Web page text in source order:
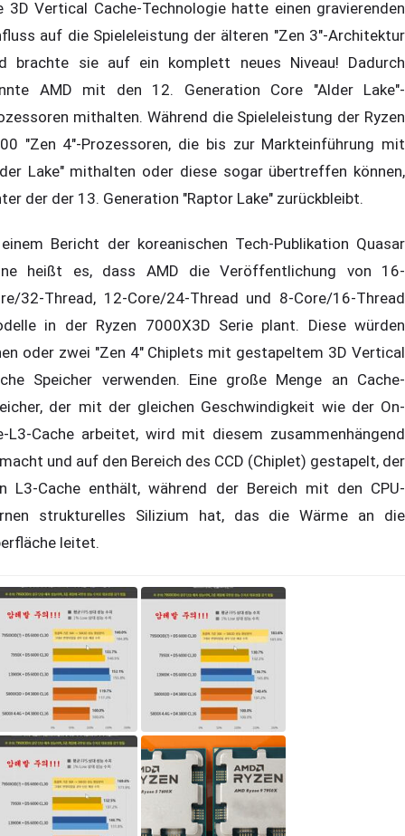
3D Vertical Cache-Technologie hatte einen gravierenden
auf die Spieleleistung der älteren "Zen 3"-Architektur
brachte sie auf ein komplett neues Niveau! Dadurch
AMD mit den 12. Generation Core "Alder Lake"-
mithalten. Während die Spieleleistung der Ryzen
"Zen 4"-Prozessoren, die bis zur Markteinführung mit
Lake" mithalten oder diese sogar übertreffen können,
der der 13. Generation "Raptor Lake" zurückbleibt.
Bericht der koreanischen Tech-Publikation Quasar
heißt es, dass AMD die Veröffentlichung von 16-
32-Thread, 12-Core/24-Thread und 8-Core/16-Thread
in der Ryzen 7000X3D Serie plant. Diese würden
oder zwei "Zen 4" Chiplets mit gestapeltem 3D Vertical
Speicher verwenden. Eine große Menge an Cache-
der mit der gleichen Geschwindigkeit wie der On-
L3-Cache arbeitet, wird mit diesem zusammenhängend
und auf den Bereich des CCD (Chiplet) gestapelt, der
L3-Cache enthält, während der Bereich mit den CPU-
strukturelles Silizium hat, das die Wärme an die
leitet.